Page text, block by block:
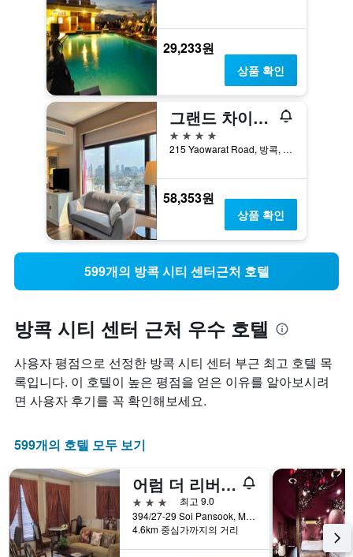
29,233원
상품 확인
그랜드 차이나 방콕
4성급
215 Yaowarat Road, 방콕, 태국
58,353원
상품 확인
599개의 방콕 시티 센터근처 호텔
방콕 시티 센터 근처 우수 호텔
사용자 평점으로 선정한 방콕 시티 센터 부근 최고 호텔 목
록입니다. 이 호텔이 높은 평점을 얻은 이유를 알아보시려
면 사용자 후기를 꼭 확인해보세요.
599개의 호텔 모두 보기
어럼 더 리버 플레이스
3성급
최고 9.0
394/27-29 Soi Pansook, Maharaj Road, 방콕, 태국
4.6km 중심가까지의 거리